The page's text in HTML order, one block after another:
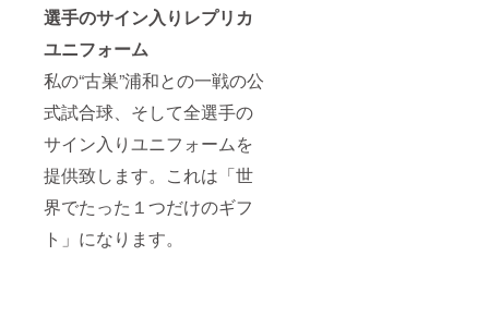
選手のサイン入りレプリカ
ユニフォーム
私の“古巣”浦和との一戦の公
式試合球、そして全選手の
サイン入りユニフォームを
提供致します。これは「世
界でたった１つだけのギフ
ト」になります。